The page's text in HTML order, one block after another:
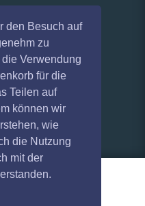
den Besuch auf
zu
Verwendung
für die
Teilen auf
können wir
wie
die Nutzung
mit der
Services
Gutscheine
Geschäftskunden
Kartenrückgabe
Besucherregistrierung